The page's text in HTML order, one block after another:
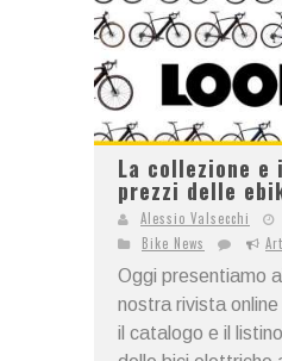
La collezione
prezzi delle
Alessio Valsecchi
Bike News
Oggi presentiamo
nostra rivista
il catalogo e il